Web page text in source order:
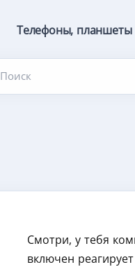
Телефоны, планшеты
Поиск
Смотри, у тебя
включен